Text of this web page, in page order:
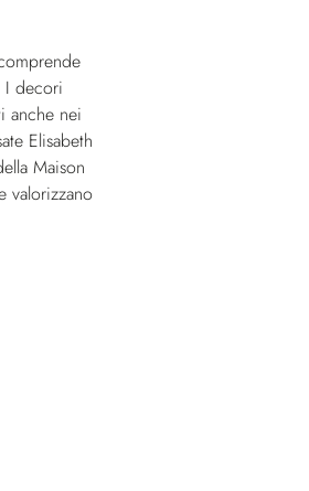
I decori
anche nei
Elisabeth
Maison
valorizzano